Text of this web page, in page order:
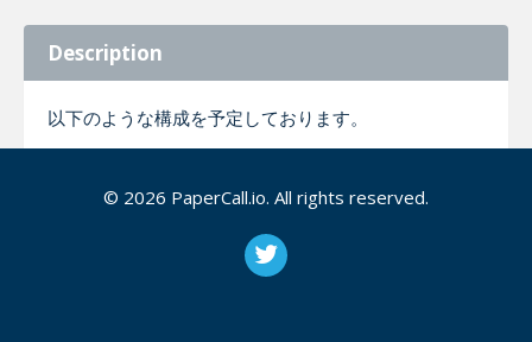
Description
以下のような構成を予定しております。
い （1分）
「Javaなんだから、Py4Jでなんとかならんの」
「、、厳しいです。」 (1.5分)
平和的解決案：マイクロサービス化 (1.5分)
© 2026 PaperCall.io. All rights reserved.